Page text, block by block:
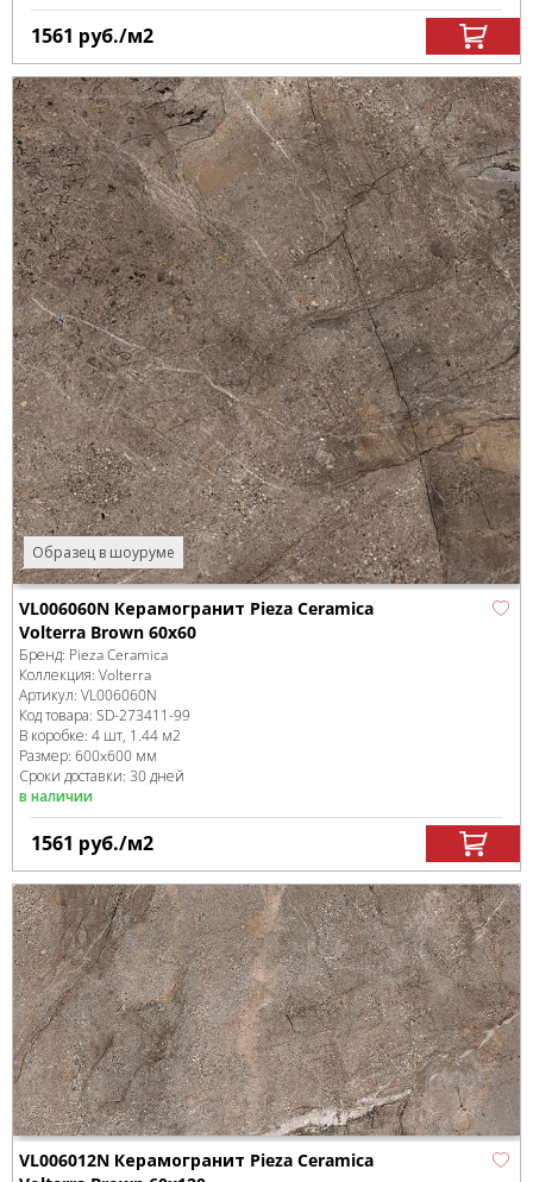
1561 руб./м2
Образец в шоуруме
VL006060N Керамогранит Pieza Ceramica
Volterra Brown 60х60
Бренд: Pieza Ceramica
Коллекция: Volterra
Артикул: VL006060N
Код товара: SD-273411-99
В коробке: 4 шт, 1.44 м2
Размер: 600x600 мм
Сроки доставки: 30 дней
в наличии
1561 руб./м2
VL006012N Керамогранит Pieza Ceramica